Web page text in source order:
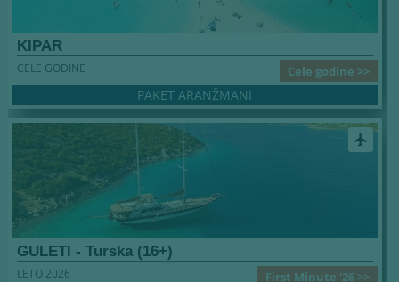
KIPAR
Cele godine >>
CELE GODINE
PAKET ARANŽMANI
airplanemode_active
GULETI - Turska (16+)
First Minute '26 >>
LETO 2026